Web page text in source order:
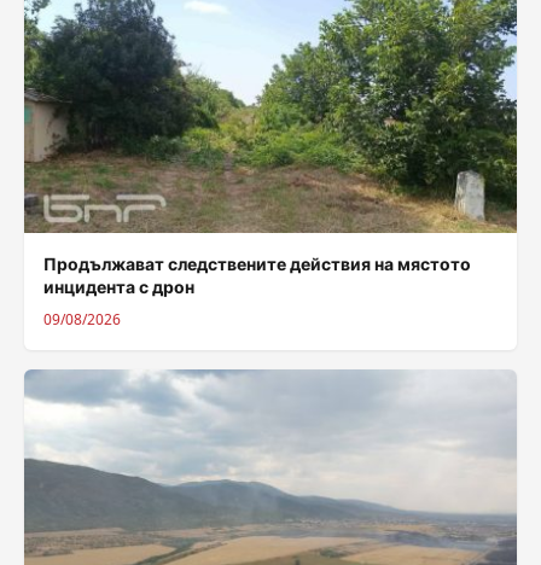
Продължават следствените действия на мястото
инцидента с дрон
09/08/2026